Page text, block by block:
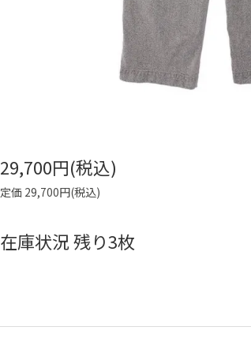
29,700円(税込)
定価 29,700円(税込)
在庫状況 残り3枚